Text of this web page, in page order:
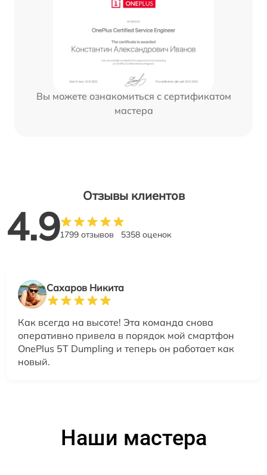
Вы можете ознакомиться с сертификатом
мастера
Отзывы клиентов
4.91799 отзывов 5358 оценок
Сахаров Никита
Как всегда на высоте! Эта команда снова
оперативно привела в порядок мой смартфон
OnePlus 5T Dumpling и теперь он работает как
новый.
Наши мастера